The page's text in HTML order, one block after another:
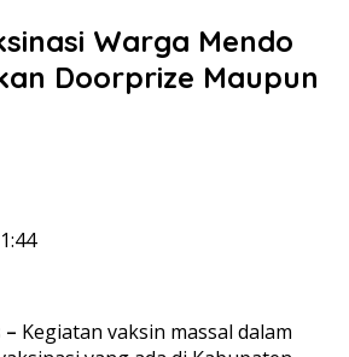
Warga Mendo
Doorprize Maupun
Kegiatan vaksin massal dalam